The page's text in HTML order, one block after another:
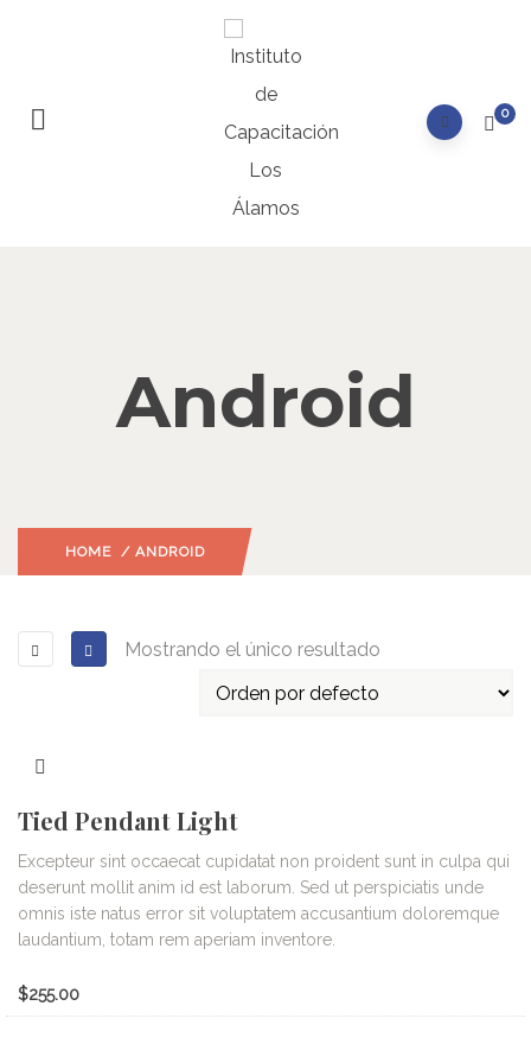
0
Android
HOME / ANDROID
Mostrando el único resultado
Tied Pendant Light
Excepteur sint occaecat cupidatat non proident sunt in culpa qui
deserunt mollit anim id est laborum. Sed ut perspiciatis unde
omnis iste natus error sit voluptatem accusantium doloremque
laudantium, totam rem aperiam inventore.
$255.00